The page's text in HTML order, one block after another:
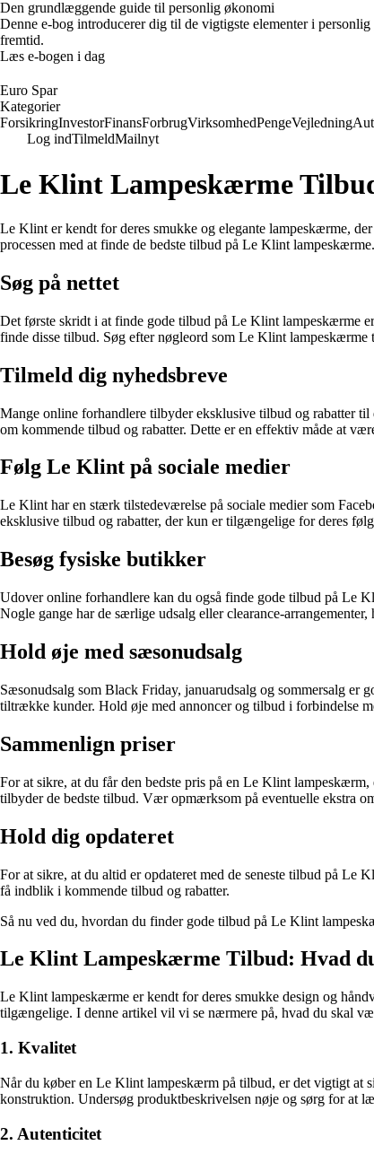
Den grundlæggende guide til personlig økonomi
Denne e-bog introducerer dig til de vigtigste elementer i
fremtid.
Læs e-bogen i dag
Euro Spar
Kategorier
ForsikringInvestorFinansForbrugVirksomhedPengeVejledning
Log indTilmeldMailnyt
Le Klint Lampeskærme
Le Klint er kendt for deres smukke og elegante lampeskærme,
processen med at finde de bedste tilbud på Le Klint lampeskærme.
Søg på nettet
Det første skridt i at finde gode tilbud på Le Klint lampeskærme
finde disse tilbud. Søg efter nøgleord som Le Klint
Tilmeld dig nyhedsbreve
Mange online forhandlere tilbyder eksklusive tilbud og rabatter
om kommende tilbud og rabatter. Dette er en effektiv måde at
Følg Le Klint på sociale medier
Le Klint har en stærk tilstedeværelse på sociale medier som
eksklusive tilbud og rabatter, der kun er tilgængelige for deres
Besøg fysiske butikker
Udover online forhandlere kan du også finde gode tilbud på Le
Nogle gange har de særlige udsalg eller clearance-
Hold øje med sæsonudsalg
Sæsonudsalg som Black Friday, januarudsalg og sommersalg
tiltrække kunder. Hold øje med annoncer og tilbud i forbindelse
Sammenlign priser
For at sikre, at du får den bedste pris på en Le Klint
tilbyder de bedste tilbud. Vær opmærksom på eventuelle ekstra
Hold dig opdateret
For at sikre, at du altid er opdateret med de seneste tilbud på
få indblik i kommende tilbud og rabatter.
Så nu ved du, hvordan du finder gode tilbud på Le Klint
Le Klint Lampeskærme Tilbud: Hvad
Le Klint lampeskærme er kendt for deres smukke design og
tilgængelige. I denne artikel vil vi se nærmere på, hvad du skal
1. Kvalitet
Når du køber en Le Klint lampeskærm på tilbud, er det vigtigt at
konstruktion. Undersøg produktbeskrivelsen nøje og sørg for at
2. Autenticitet